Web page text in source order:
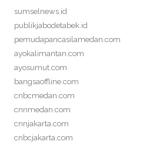
sumselnews.id
publikjabodetabek.id
pemudapancasilamedan.com
ayokalimantan.com
ayosumut.com
bangsaoffline.com
cnbcmedan.com
cnnmedan.com
cnnjakarta.com
cnbcjakarta.com